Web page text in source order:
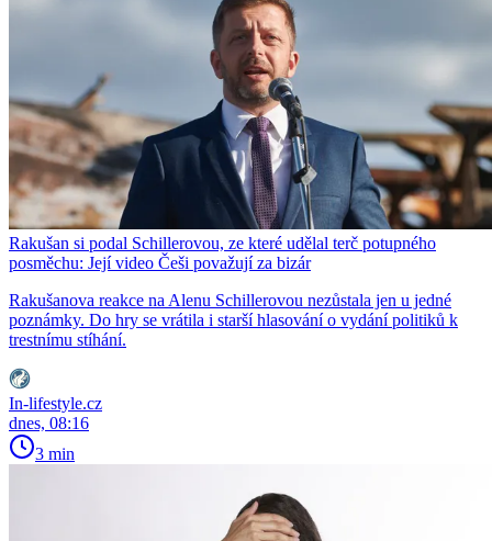
Rakušan si podal Schillerovou, ze které udělal terč potupného
posměchu: Její video Češi považují za bizár
Rakušanova reakce na Alenu Schillerovou nezůstala jen u jedné
poznámky. Do hry se vrátila i starší hlasování o vydání politiků k
trestnímu stíhání.
In-lifestyle.cz
dnes, 08:16
3 min